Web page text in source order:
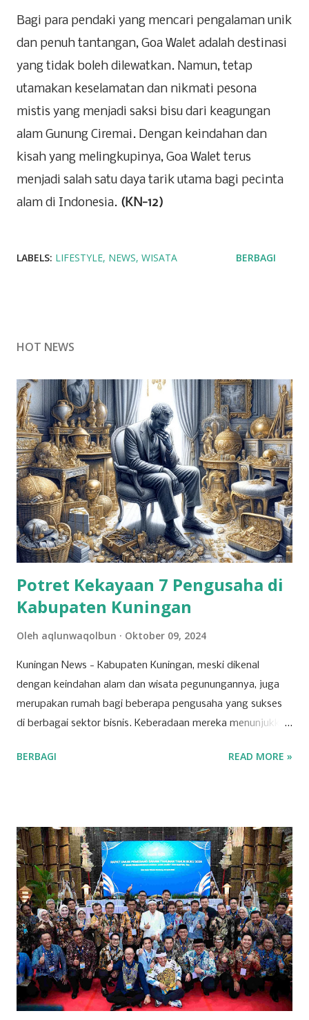
Bagi para pendaki yang mencari pengalaman unik
dan penuh tantangan, Goa Walet adalah destinasi
yang tidak boleh dilewatkan. Namun, tetap
utamakan keselamatan dan nikmati pesona
mistis yang menjadi saksi bisu dari keagungan
alam Gunung Ciremai. Dengan keindahan dan
kisah yang melingkupinya, Goa Walet terus
menjadi salah satu daya tarik utama bagi pecinta
alam di Indonesia. (KN-12)
LABELS: LIFESTYLE NEWS WISATA BERBAGI
HOT NEWS
Potret Kekayaan 7 Pengusaha di
Kabupaten Kuningan
Oleh aqlunwaqolbun Oktober 09, 2024
Kuningan News - Kabupaten Kuningan, meski dikenal
dengan keindahan alam dan wisata pegunungannya, juga
merupakan rumah bagi beberapa pengusaha yang sukses
di berbagai sektor bisnis. Keberadaan mereka menunjukkan
berkembang pesat, dipicu oleh inovasi dan ketekunan para
sehari-hari. Para pengusaha yang sukses di sektor ini
berhasil mengelola jaringan ritel yang luas dan berkontribusi
signifikan terhadap roda perekonomian daerah.
Keberhasilan mereka tak lepas dari strategi bisnis yang
tepat dan kemampuan menyesuaikan diri dengan
kebutuhan pasar yang dinamis. Selain ritel, sektor properti
dan konstruksi juga menjadi pilar penting bagi
perekonomian Kuningan. Beberapa perusahaan besar di
bidang ini terlibat dalam pembangunan infrastruktur yang
tidak hanya bermanfaat bagi daerah, tetapi...
BERBAGI READ MORE »